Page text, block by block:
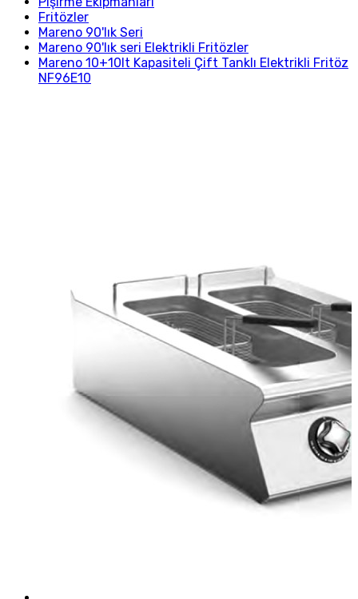
Fritözler
Mareno 90'lık Seri
Mareno 90'lık seri Elektrikli Fritözler
Mareno 10+10lt Kapasiteli Çift Tanklı Elektrikli Fritöz
NF96E10